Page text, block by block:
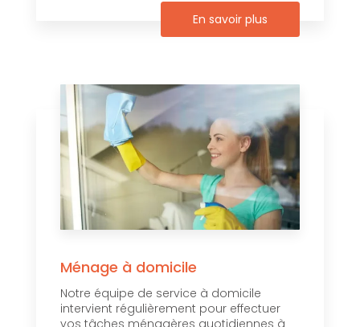
En savoir plus
Ménage à domicile
Notre équipe de service à domicile
intervient régulièrement pour effectuer